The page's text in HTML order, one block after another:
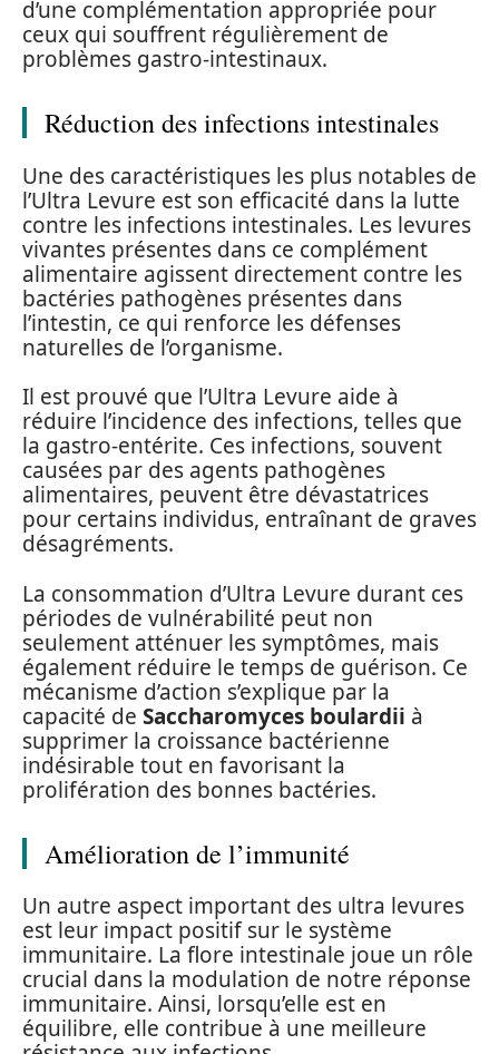
d’une complémentation appropriée pour
ceux qui souffrent régulièrement de
problèmes gastro-intestinaux.
Réduction des infections intestinales
Une des caractéristiques les plus notables de
l’Ultra Levure est son efficacité dans la lutte
contre les infections intestinales. Les levures
vivantes présentes dans ce complément
alimentaire agissent directement contre les
bactéries pathogènes présentes dans
l’intestin, ce qui renforce les défenses
naturelles de l’organisme.
Il est prouvé que l’Ultra Levure aide à
réduire l’incidence des infections, telles que
la gastro-entérite. Ces infections, souvent
causées par des agents pathogènes
alimentaires, peuvent être dévastatrices
pour certains individus, entraînant de graves
désagréments.
La consommation d’Ultra Levure durant ces
périodes de vulnérabilité peut non
seulement atténuer les symptômes, mais
également réduire le temps de guérison. Ce
mécanisme d’action s’explique par la
capacité de Saccharomyces boulardii à
supprimer la croissance bactérienne
indésirable tout en favorisant la
prolifération des bonnes bactéries.
Amélioration de l’immunité
Un autre aspect important des ultra levures
est leur impact positif sur le système
immunitaire. La flore intestinale joue un rôle
crucial dans la modulation de notre réponse
immunitaire. Ainsi, lorsqu’elle est en
équilibre, elle contribue à une meilleure